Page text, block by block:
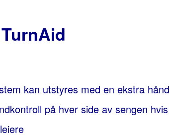
kan utstyres med en ekstra
på hver side av sengen